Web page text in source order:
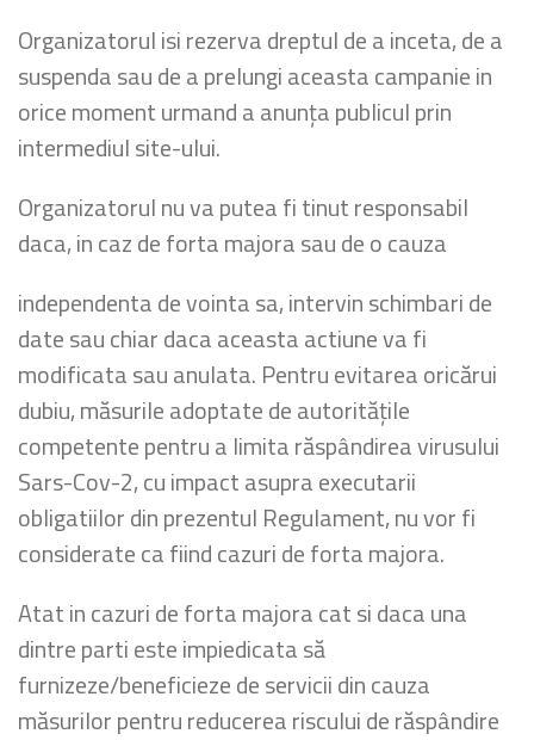
Organizatorul isi rezerva dreptul de a inceta, de a
suspenda sau de a prelungi aceasta campanie in
orice moment urmand a anunța publicul prin
intermediul site-ului.
Organizatorul nu va putea fi tinut responsabil
daca, in caz de forta majora sau de o cauza
independenta de vointa sa, intervin schimbari de
date sau chiar daca aceasta actiune va fi
modificata sau anulata. Pentru evitarea oricărui
dubiu, măsurile adoptate de autoritățile
competente pentru a limita răspândirea virusului
Sars-Cov-2, cu impact asupra executarii
obligatiilor din prezentul Regulament, nu vor fi
considerate ca fiind cazuri de forta majora.
Atat in cazuri de forta majora cat si daca una
dintre parti este impiedicata să
furnizeze/beneficieze de servicii din cauza
măsurilor pentru reducerea riscului de răspândire